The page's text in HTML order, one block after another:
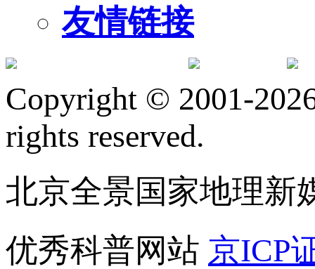
友情链接
Copyright © 2001-
rights reserved.
北京全景国家地理新
优秀科普网站 京ICP